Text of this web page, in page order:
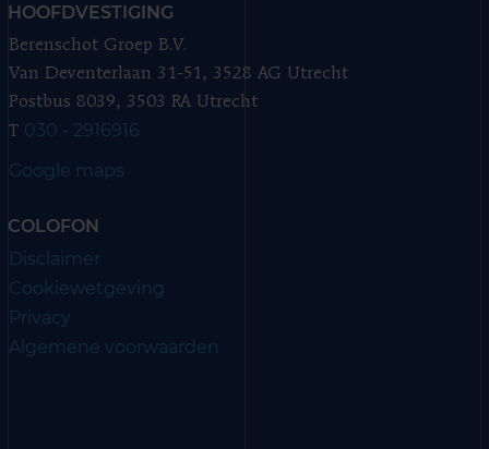
HOOFDVESTIGING
Berenschot Groep B.V.
Van Deventerlaan 31-51, 3528 AG Utrecht
Postbus 8039, 3503 RA Utrecht
T 030 - 2916916
Google maps
COLOFON
Disclaimer
Cookiewetgeving
Privacy
Algemene voorwaarden